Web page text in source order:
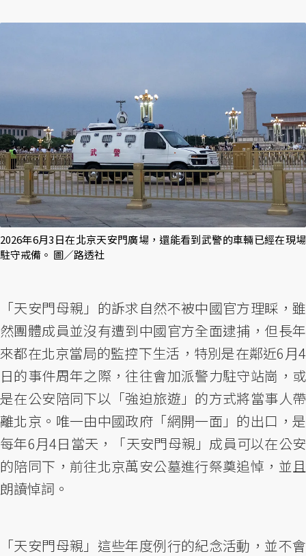
2026年6月3日在北京天安門廣場，還能看到武警的車輛已經在現場
駐守戒備。 圖／路透社
「天安門母親」的訴求自然不被中國官方理睬，雖
然團體成員並沒有遭到中國官方全面逮捕，但長年
來都在北京當局的監控下生活，特別是在鄰近6月4
日的事件周年之際，往往會加派警力駐守站崗，或
是在公安陪同下以「強迫旅遊」的方式將當事人帶
離北京。唯一由中國政府「網開一面」的出口，是
每年6月4日當天，「天安門母親」成員可以在公安
的陪同下，前往北京萬安公墓進行祭奠追悼，並且
朗讀悼詞。
「天安門母親」這些年度例行的紀念活動，並不會